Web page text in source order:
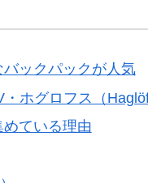
ックパックが人気
ホグロフス（
ている理由